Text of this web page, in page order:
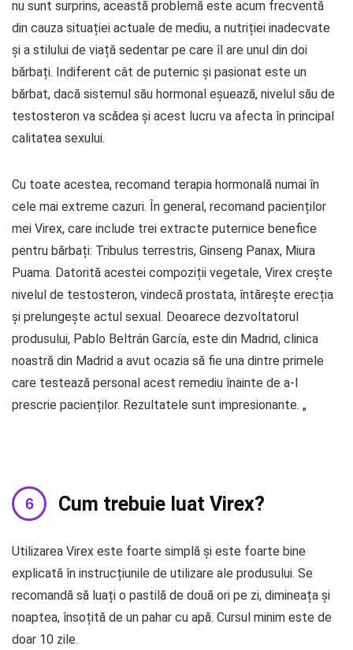
nu sunt surprins, această problemă este acum frecventă
din cauza situației actuale de mediu, a nutriției inadecvate
și a stilului de viață sedentar pe care îl are unul din doi
bărbați. Indiferent cât de puternic și pasionat este un
bărbat, dacă sistemul său hormonal eșuează, nivelul său de
testosteron va scădea și acest lucru va afecta în principal
calitatea sexului.
Cu toate acestea, recomand terapia hormonală numai în
cele mai extreme cazuri. În general, recomand pacienților
mei Virex, care include trei extracte puternice benefice
pentru bărbați: Tribulus terrestris, Ginseng Panax, Miura
Puama. Datorită acestei compoziții vegetale, Virex crește
nivelul de testosteron, vindecă prostata, întărește erecția
și prelungește actul sexual. Deoarece dezvoltatorul
produsului, Pablo Beltrán García, este din Madrid, clinica
noastră din Madrid a avut ocazia să fie una dintre primele
care testează personal acest remediu înainte de a-l
prescrie pacienților. Rezultatele sunt impresionante. „
Cum trebuie luat Virex?
Utilizarea Virex este foarte simplă și este foarte bine
explicată în instrucțiunile de utilizare ale produsului. Se
recomandă să luați o pastilă de două ori pe zi, dimineața și
noaptea, însoțită de un pahar cu apă. Cursul minim este de
doar 10 zile.